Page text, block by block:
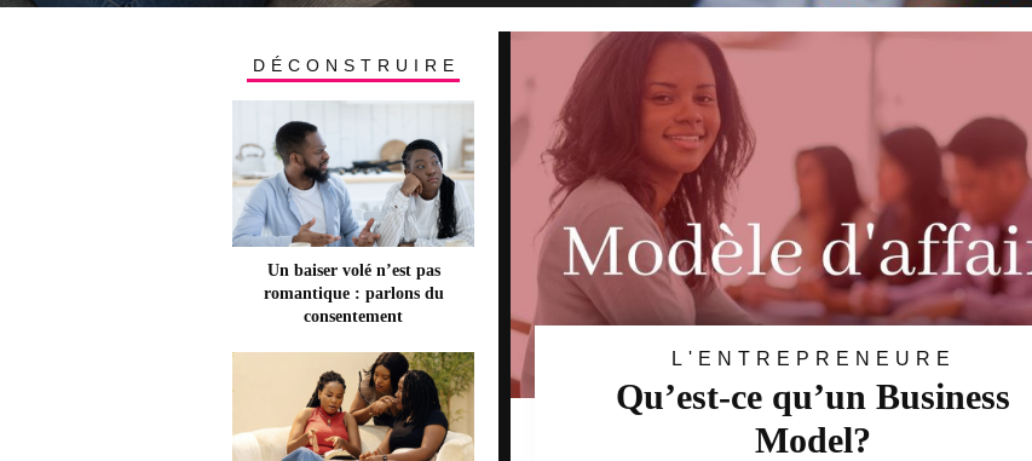
VIOLENCE EXERCÉE À L’ÉGARD DES FEMMES...
L'ENTREPRENEURE
Qu’est-ce qu’un Business
Model?
DÉCONSTRUIRE
Un baiser volé n’est pas
romantique : parlons du
consentement